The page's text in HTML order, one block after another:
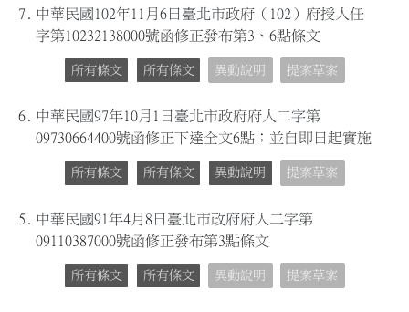
7.
中華民國102年11月6日臺北市政府（102）府授人任
字第10232138000號函修正發布第3、6點條文
所有條文 所有條文 異動說明 提案草案
6. 中華民國97年10月1日臺北市政府府人二字第
09730664400號函修正下達全文6點；並自即日起實施
所有條文 所有條文 異動說明 提案草案
5.
中華民國91年4月8日臺北市政府府人二字第
09110387000號函修正發布第3點條文
所有條文 所有條文 異動說明 提案草案